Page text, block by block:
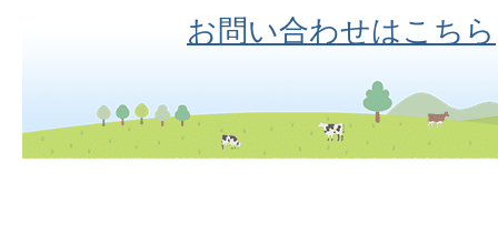
お問い合わせはこちら